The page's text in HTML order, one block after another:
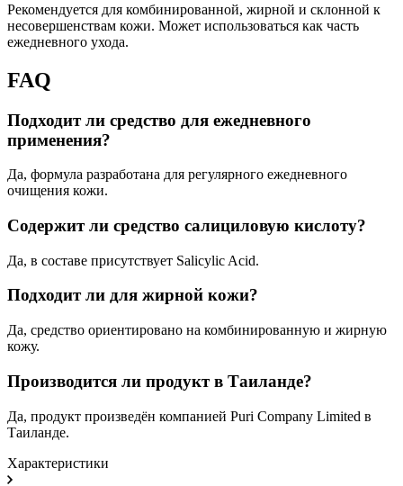
Рекомендуется для комбинированной, жирной и склонной к
несовершенствам кожи. Может использоваться как часть
ежедневного ухода.
FAQ
Подходит ли средство для ежедневного
применения?
Да, формула разработана для регулярного ежедневного
очищения кожи.
Содержит ли средство салициловую кислоту?
Да, в составе присутствует Salicylic Acid.
Подходит ли для жирной кожи?
Да, средство ориентировано на комбинированную и жирную
кожу.
Производится ли продукт в Таиланде?
Да, продукт произведён компанией Puri Company Limited в
Таиланде.
Характеристики